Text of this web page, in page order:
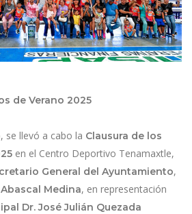
de Verano 2025
se llevó a cabo la Clausura de los
en el Centro Deportivo Tenamaxtle,
General del Ayuntamiento,
Medina, en representación
Dr. José Julián Quezada